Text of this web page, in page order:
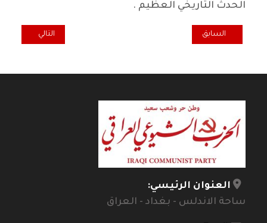
الحدث التاريخي العظيم .
المقال السابق: البلطجة الأمريكية ومضيق هرمز (2)
السابق المقال التالي:
التالي
العنوان الرئيسي:
ساحة الاندلس - بغداد - العراق